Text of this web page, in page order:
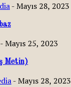
-Mayıs 28, 2023
-Mayıs 25, 2023
Metin)
-Mayıs 28, 2023